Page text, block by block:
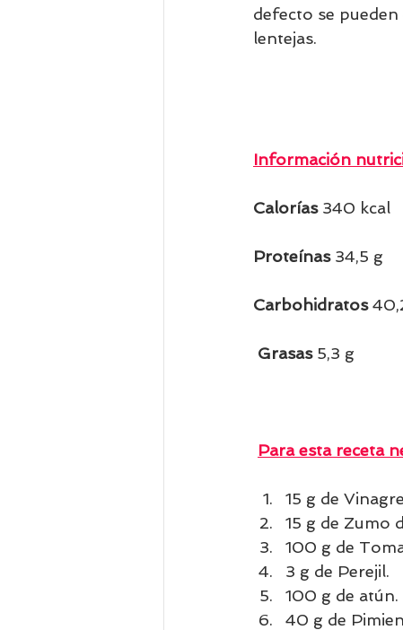
defecto se
lentejas.
Información
Calorías 340 kcal
Proteínas 34,5 g
Carbohidratos
Grasas 5,3 g
Para esta receta
15 g de
15 g de Zumo
100 g de
3 g de Perejil.
100 g de atún.
40 g de